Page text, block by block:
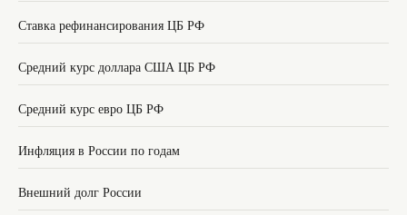
Ставка рефинансирования ЦБ РФ
Средний курс доллара США ЦБ РФ
Средний курс евро ЦБ РФ
Инфляция в России по годам
Внешний долг России